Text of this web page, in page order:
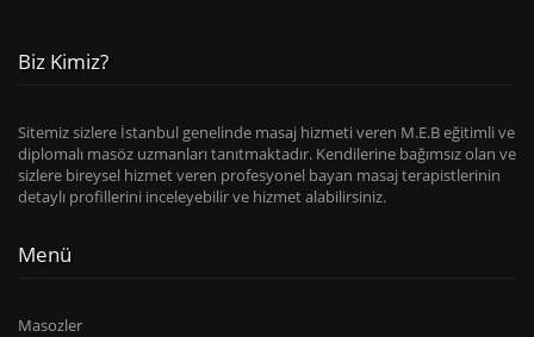
Biz Kimiz?
Sitemiz sizlere İstanbul genelinde masaj hizmeti veren M.E.B eğitimli ve
diplomalı masöz uzmanları tanıtmaktadır. Kendilerine bağımsız olan ve
sizlere bireysel hizmet veren profesyonel bayan masaj terapistlerinin
detaylı profillerini inceleyebilir ve hizmet alabilirsiniz.
Menü
Masozler